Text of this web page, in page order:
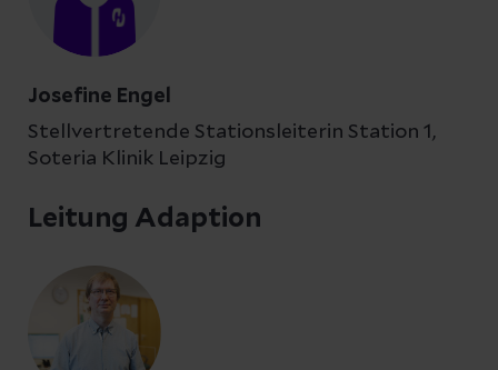
Josefine Engel
Stellvertretende Stationsleiterin Station 1,
Soteria Klinik Leipzig
Leitung Adaption